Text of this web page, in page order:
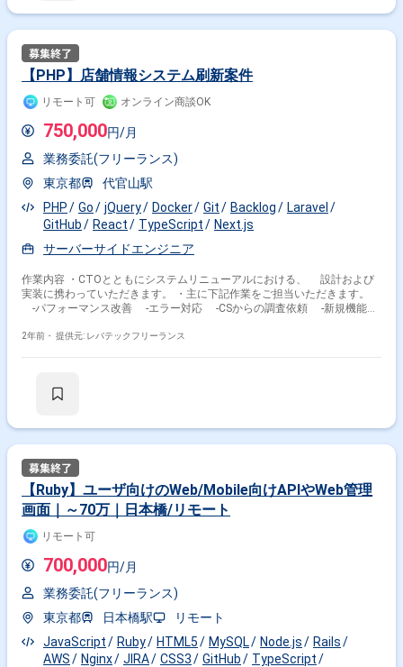
【PHP】店舗情報システム刷新案件
リモート可 オンライン商談OK
750,000円/月
業務委託(フリーランス)
東京都
代官山駅
PHP
Go jQuery Docker Git Backlog
Laravel
GitHub
React TypeScript
Next.js
サーバーサイドエンジニア
作業内容 ・CTOとともにシステムリニューアルにおける、 設計および
実装に携わっていただきます。 ・主に下記作業をご担当いただきます。
-パフォーマンス改善 -エラー対応 -CSからの調査依頼 -新規機能追
2年前・ 提供元: レバテックフリーランス
【Ruby】ユーザ向けのWeb/Mobile向けAPIやWeb管理
画面｜～70万｜日本橋/リモート
リモート可
700,000円/月
業務委託(フリーランス)
東京都
日本橋駅
リモート
JavaScript
Ruby HTML5 MySQL Node.js
Rails
AWS
Nginx JIRA CSS3 GitHub
TypeScript